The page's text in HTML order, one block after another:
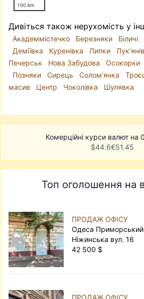
100 km
Дивіться також нерухомість у
Академмістечко Березняки Біличі
Деміївка
Куренівка Липки
Печерськ
Нова Забудова Осокорки
Позняки
Сирець Солом’янка
масив
Центр Чоколівка Шулявка
Комерційні курси валют на
$44.6€51.45
Топ оголошення на
ПРОДАЖ ОФІСУ
Одеса
Ніжинська вул. 16
42 500 $
ПРОДАЖ ОФІСУ